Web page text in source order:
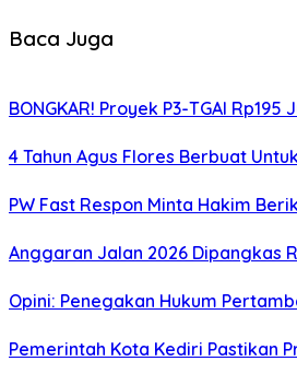
Baca Juga
BONGKAR! Proyek P3-TGAI
4 Tahun Agus Flores Berbuat
PW Fast Respon Minta Hakim
Anggaran Jalan 2026 Dipangkas
Opini: Penegakan Hukum
Pemerintah Kota Kediri Pastikan